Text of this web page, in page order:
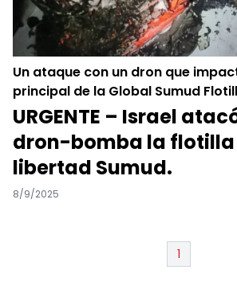
Un ataque con un dron que
principal de la Global Sumud
URGENTE – Israel
dron-bomba la flotilla
libertad Sumud.
8/9/2025
1